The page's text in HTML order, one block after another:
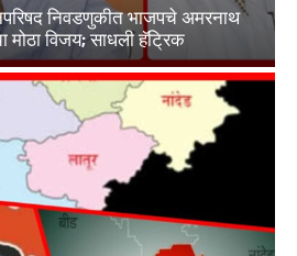
निवडणुकीत भाजपचे अमरनाथ
मोठा विजय; साधली हॅट्रिक